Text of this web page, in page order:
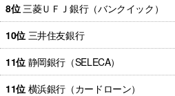
8位 三菱ＵＦＪ銀行（バンクイック）
10位 三井住友銀行
11位 静岡銀行（SELECA）
11位 横浜銀行（カードローン）